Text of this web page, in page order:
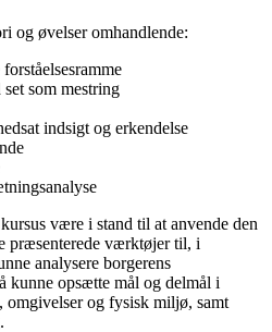
og øvelser omhandlende:
som mestring
indsigt og erkendelse
være i stand til at anvende den
præsenterede værktøjer til, i
analysere borgerens
kunne opsætte mål og delmål i
og fysisk miljø, samt